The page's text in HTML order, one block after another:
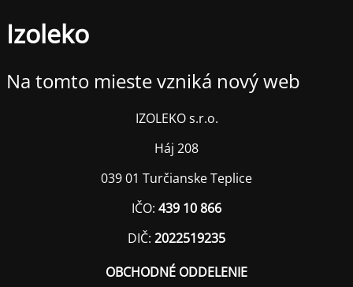
Izoleko
Na tomto mieste vzniká nový web
IZOLEKO s.r.o.
Háj 208
039 01 Turčianske Teplice
IČO: 439 10 866
DIČ: 2022519235
OBCHODNÉ ODDELENIE